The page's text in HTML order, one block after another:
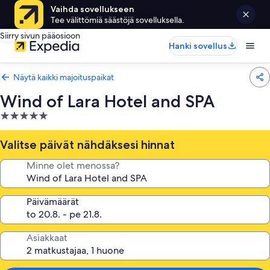
Vaihda sovellukseen
Tee välittömiä säästöjä sovelluksella.
Siirry sivun pääosioon
Hanki sovellus
Näytä kaikki majoituspaikat
Wind of Lara Hotel and SPA
5.0
tähden
majoituspaikka
Valitse päivät nähdäksesi hinnat
Minne olet menossa?
Päivämäärät
Asiakkaat